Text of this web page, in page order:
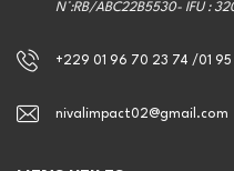
N°:RB/ABC22B5530- IFU :
+229 01 96 70 23 74 /01
nivalimpact02@gmail.com